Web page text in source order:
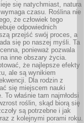
się natychmiast, natura
czasu. Roślina nie
że człowiek tego
odpowiednich
przejść swój proces, a
się po naszej myśli. Ta
ponieważ pozwala
inne obszary życia.
że najlepsze efekty
ale są wynikiem
Dla rodzin z
się miejscem nauki
To właśnie tam najmłodsi
roślin, skąd biorą się
są potrzebne i jak
z kolejnymi porami roku.